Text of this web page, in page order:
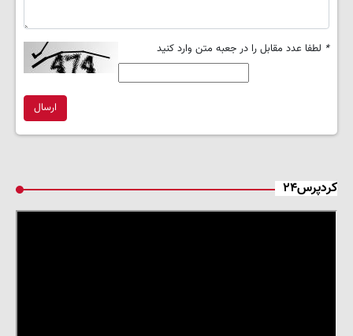
* لطفا عدد مقابل را در جعبه متن وارد کنید
ارسال
کردپرس۲۴